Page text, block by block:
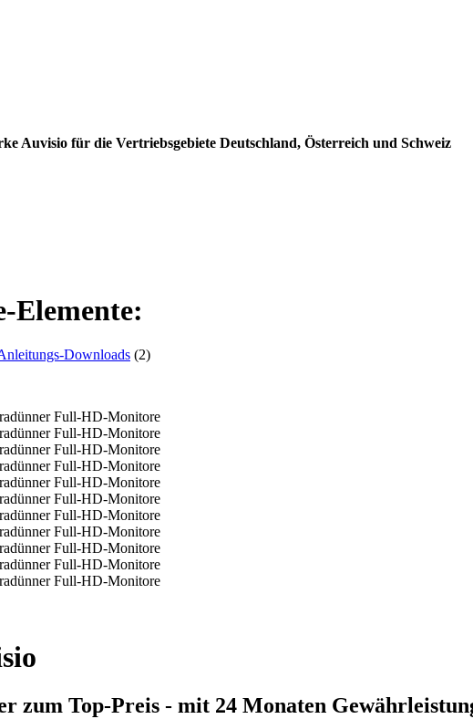
Auvisio für die Vertriebsgebiete Deutschland, Österreich und Schweiz
Elemente:
Downloads (2)
zum Top-Preis - mit 24 Monaten